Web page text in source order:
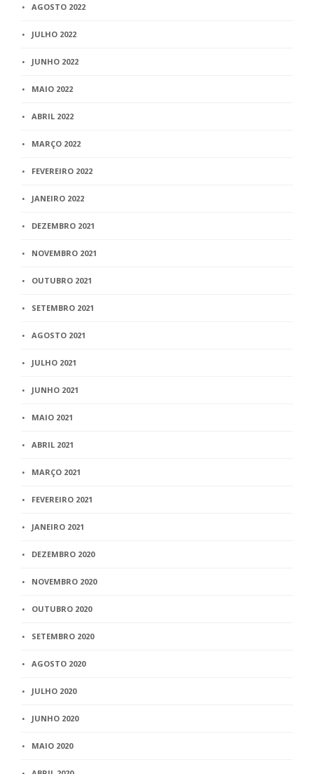
AGOSTO 2022
JULHO 2022
JUNHO 2022
MAIO 2022
ABRIL 2022
MARÇO 2022
FEVEREIRO 2022
JANEIRO 2022
DEZEMBRO 2021
NOVEMBRO 2021
OUTUBRO 2021
SETEMBRO 2021
AGOSTO 2021
JULHO 2021
JUNHO 2021
MAIO 2021
ABRIL 2021
MARÇO 2021
FEVEREIRO 2021
JANEIRO 2021
DEZEMBRO 2020
NOVEMBRO 2020
OUTUBRO 2020
SETEMBRO 2020
AGOSTO 2020
JULHO 2020
JUNHO 2020
MAIO 2020